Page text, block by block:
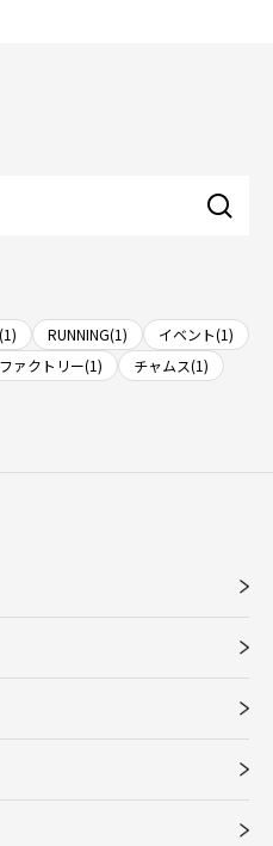
RUNNING(1)
イベント(1)
ァクトリー(1)
チャムス(1)